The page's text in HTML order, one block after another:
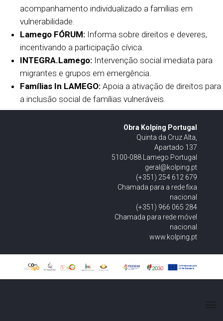
acompanhamento individualizado a famílias em
vulnerabilidade.
Lamego FÓRUM: Informa sobre direitos e deveres,
incentivando a participação cívica.
INTEGRA.Lamego: Intervenção social imediata para
migrantes e grupos em emergência.
Famílias In LAMEGO: Apoia a ativação de direitos para
a inclusão social de famílias vulneráveis.
Obra Kolping Portugal
Quinta da Cruz Alta,
Apartado 137
5100-088 Lamego Portugal
geral@kolping.pt
(+351) 254 612 679
Chamada para a rede fixa
nacional
(+351) 966 065 284
Chamada para rede móvel
nacional
www.kolping.pt